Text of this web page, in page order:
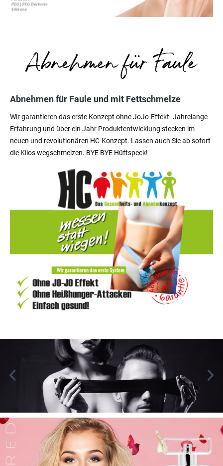
Abnehmen für Faule und mit Fettschmelze
Wir garantieren das erste Konzept ohne JoJo-Effekt. Jahrelange
Erfahrung und über ein Jahr Produktentwicklung stecken im
neuen und revolutionären HC-Konzept. Lassen auch Sie ab sofort
die Kilos wegschmelzen. BYE BYE Hüftspeck!